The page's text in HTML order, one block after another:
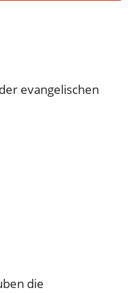
evangelischen
die